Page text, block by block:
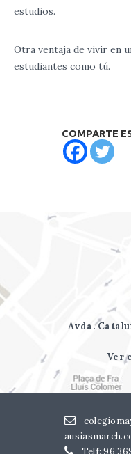
estudios.
Otra ventaja de vivir en
estudiantes como tú.
COMPARTE
Avda.
Ver
Telf: 96